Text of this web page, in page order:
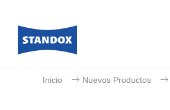
Inicio Nuevos Productos